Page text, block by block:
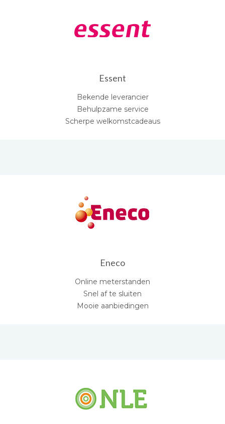
Essent
Bekende leverancier
Behulpzame service
Scherpe welkomstcadeaus
Eneco
Online meterstanden
Snel af te sluiten
Mooie aanbiedingen